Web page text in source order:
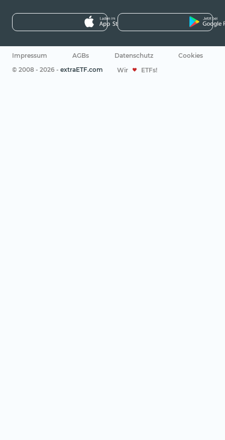
Impressum AGBs Datenschutz
Cookies
© 2008 - 2026 - extraETF.com Wir ETFs!